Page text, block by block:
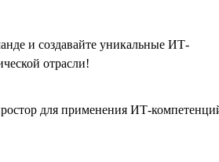
и создавайте уникальные ИТ-
отрасли!